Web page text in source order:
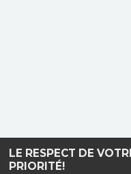
LE RESPECT DE
PRIORITÉ!